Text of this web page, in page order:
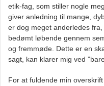
etik-fag, som stiller nogle
giver anledning til mange,
er dog meget anderledes
bedømt løbende gennem
og fremmøde. Dette er en
sagt, kan klarer mig ved
For at fuldende min